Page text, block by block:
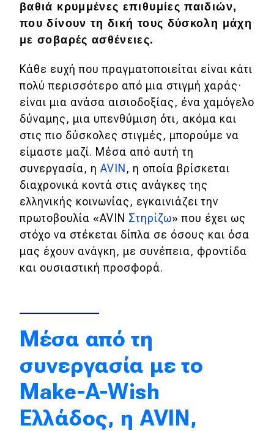
Νέα μοντέλα
Πρωτότυπα
Ελλάδα
Κόσμος
Τεχνολογία
Ασφάλεια
Αγορά
Απόψεις
Test Drive
Δοκιμή
Αποστολή
Αγώνες
Formula 1
WRC
Motorsport
βαθιά κρυμμένες επιθυμίες παιδιών,
που δίνουν τη δική τους δύσκολη μάχη
με σοβαρές ασθένειες.
Κάθε ευχή που πραγματοποιείται είναι κάτι
πολύ περισσότερο από μια στιγμή χαράς·
είναι μια ανάσα αισιοδοξίας, ένα χαμόγελο
δύναμης, μια υπενθύμιση ότι, ακόμα και
στις πιο δύσκολες στιγμές, μπορούμε να
είμαστε μαζί. Μέσα από αυτή τη
συνεργασία, η AVIN , η οποία βρίσκεται
διαχρονικά κοντά στις ανάγκες της
ελληνικής κοινωνίας, εγκαινιάζει την
πρωτοβουλία «AVIN Στηρίζω» που έχει ως
στόχο να στέκεται δίπλα σε όσους και όσα
μας έχουν ανάγκη, με συνέπεια, φροντίδα
και ουσιαστική προσφορά.
Μέσα από τη
συνεργασία με το
Make-A-Wish
Ελλάδος, η AVIN,